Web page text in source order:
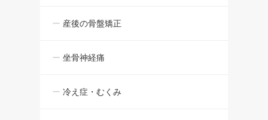
産後の骨盤矯正
坐骨神経痛
冷え症・むくみ